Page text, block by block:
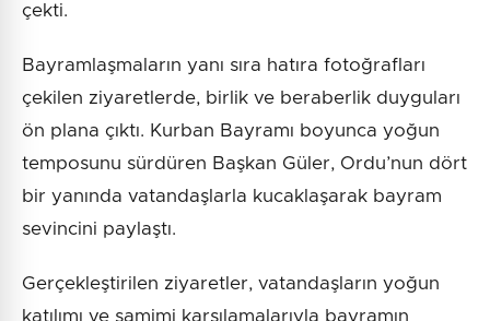
çekti.
Bayramlaşmaların yanı sıra hatıra fotoğrafları
çekilen ziyaretlerde, birlik ve beraberlik duyguları
ön plana çıktı. Kurban Bayramı boyunca yoğun
temposunu sürdüren Başkan Güler, Ordu’nun dört
bir yanında vatandaşlarla kucaklaşarak bayram
sevincini paylaştı.
Gerçekleştirilen ziyaretler, vatandaşların yoğun
katılımı ve samimi karşılamalarıyla bayramın